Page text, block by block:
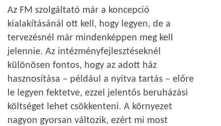
Az FM szolgáltató már a koncepció
kialakításánál ott kell, hogy legyen, de a
tervezésnél már mindenképpen meg kell
jelennie. Az intézményfejlesztéseknél
különösen fontos, hogy az adott ház
hasznosítása – például a nyitva tartás – előre
le legyen fektetve, ezzel jelentős beruházási
költséget lehet csökkenteni. A környezet
nagyon gyorsan változik, ezért mi most